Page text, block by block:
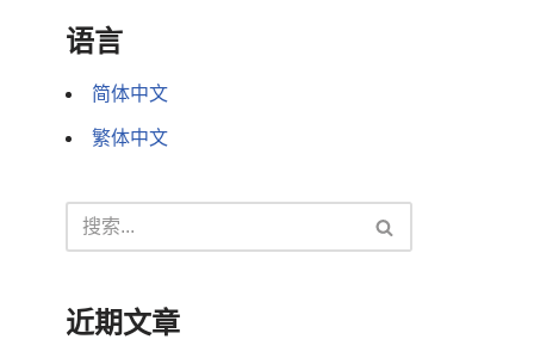
语言
简体中文
繁体中文
近期文章